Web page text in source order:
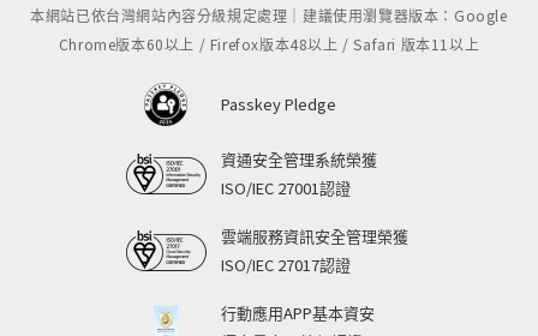
本網站已依台灣網站內容分級規定處理｜建議使用瀏覽器版本：Google
Chrome版本60以上 / Firefox版本48以上 / Safari 版本11以上
Passkey Pledge
資通安全管理系統榮獲
ISO/IEC 27001認證
雲端服務資訊安全管理榮獲
ISO/IEC 27017認證
行動應用APP基本資安